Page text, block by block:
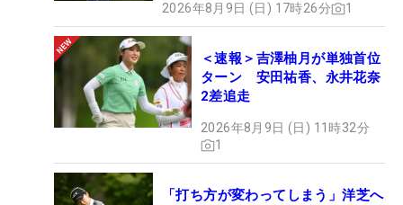
2026年8月9日 (日) 17時26分 1
＜速報＞吉澤柚月が単独首位
ターン 安田祐香、永井花奈
2差追走
2026年8月9日 (日) 11時32分
1
「打ち方が変わってしまう」洋芝へ